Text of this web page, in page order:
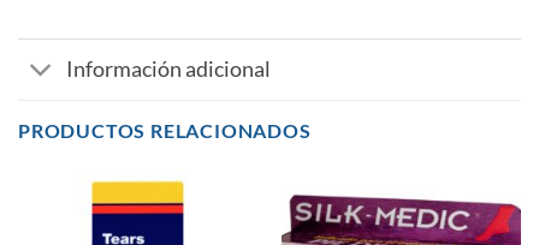
Información adicional
PRODUCTOS RELACIONADOS